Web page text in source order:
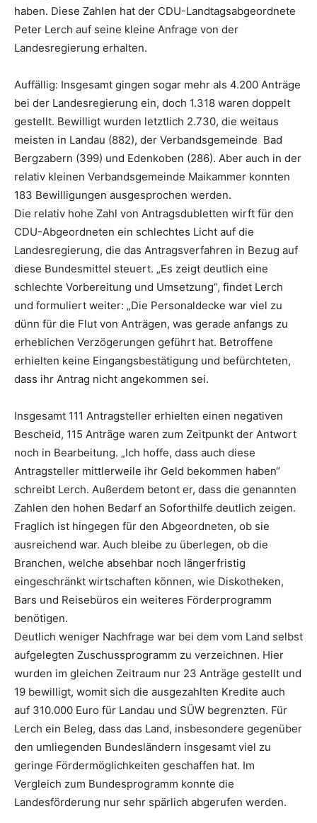
haben. Diese Zahlen hat der CDU-Landtagsabgeordnete
Peter Lerch auf seine kleine Anfrage von der
Landesregierung erhalten.
Auffällig: Insgesamt gingen sogar mehr als 4.200 Anträge
bei der Landesregierung ein, doch 1.318 waren doppelt
gestellt. Bewilligt wurden letztlich 2.730, die weitaus
meisten in Landau (882), der Verbandsgemeinde Bad
Bergzabern (399) und Edenkoben (286). Aber auch in der
relativ kleinen Verbandsgemeinde Maikammer konnten
183 Bewilligungen ausgesprochen werden.
Die relativ hohe Zahl von Antragsdubletten wirft für den
CDU-Abgeordneten ein schlechtes Licht auf die
Landesregierung, die das Antragsverfahren in Bezug auf
diese Bundesmittel steuert. „Es zeigt deutlich eine
schlechte Vorbereitung und Umsetzung“, findet Lerch
und formuliert weiter: „Die Personaldecke war viel zu
dünn für die Flut von Anträgen, was gerade anfangs zu
erheblichen Verzögerungen geführt hat. Betroffene
erhielten keine Eingangsbestätigung und befürchteten,
dass ihr Antrag nicht angekommen sei.
Insgesamt 111 Antragsteller erhielten einen negativen
Bescheid, 115 Anträge waren zum Zeitpunkt der Antwort
noch in Bearbeitung. „Ich hoffe, dass auch diese
Antragsteller mittlerweile ihr Geld bekommen haben“
schreibt Lerch. Außerdem betont er, dass die genannten
Zahlen den hohen Bedarf an Soforthilfe deutlich zeigen.
Fraglich ist hingegen für den Abgeordneten, ob sie
ausreichend war. Auch bleibe zu überlegen, ob die
Branchen, welche absehbar noch längerfristig
eingeschränkt wirtschaften können, wie Diskotheken,
Bars und Reisebüros ein weiteres Förderprogramm
benötigen.
Deutlich weniger Nachfrage war bei dem vom Land selbst
aufgelegten Zuschussprogramm zu verzeichnen. Hier
wurden im gleichen Zeitraum nur 23 Anträge gestellt und
19 bewilligt, womit sich die ausgezahlten Kredite auch
auf 310.000 Euro für Landau und SÜW begrenzten. Für
Lerch ein Beleg, dass das Land, insbesondere gegenüber
den umliegenden Bundesländern insgesamt viel zu
geringe Fördermöglichkeiten geschaffen hat. Im
Vergleich zum Bundesprogramm konnte die
Landesförderung nur sehr spärlich abgerufen werden.